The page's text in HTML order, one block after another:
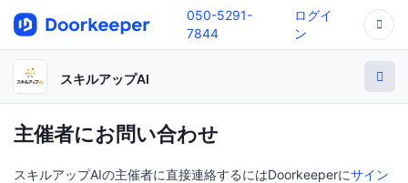
050-5291-
7844
ログイ
ン
スキルアップAI
主催者にお問い合わせ
スキルアップAIの主催者に直接連絡するにはDoorkeeperにサイン